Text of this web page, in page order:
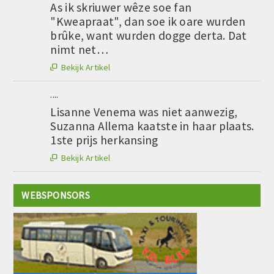
As ik skriuwer wêze soe fan
"Kweapraat", dan soe ik oare wurden
brûke, want wurden dogge derta. Dat
nimt net…
 Bekijk Artikel
....
Lisanne Venema was niet aanwezig,
Suzanna Allema kaatste in haar plaats.
1ste prijs herkansing
 Bekijk Artikel
WEBSPONSORS